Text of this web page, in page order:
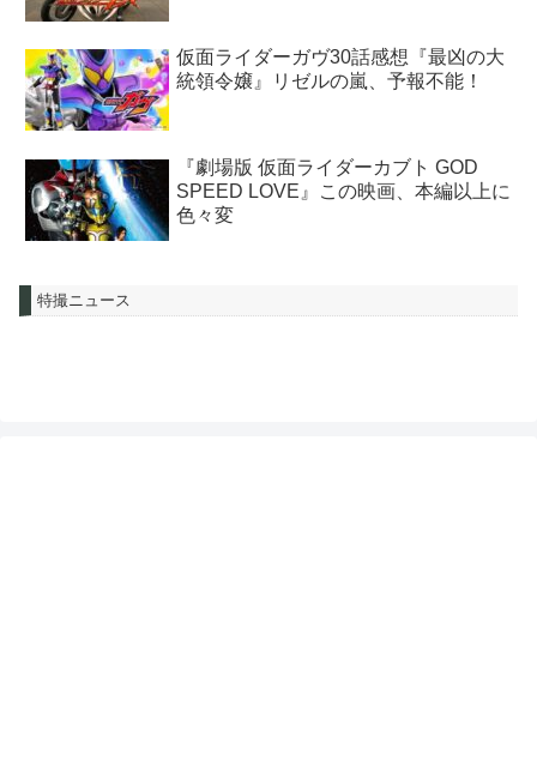
仮面ライダーガヴ30話感想『最凶の大
統領令嬢』リゼルの嵐、予報不能！
『劇場版 仮面ライダーカブト GOD
SPEED LOVE』この映画、本編以上に
色々変
特撮ニュース